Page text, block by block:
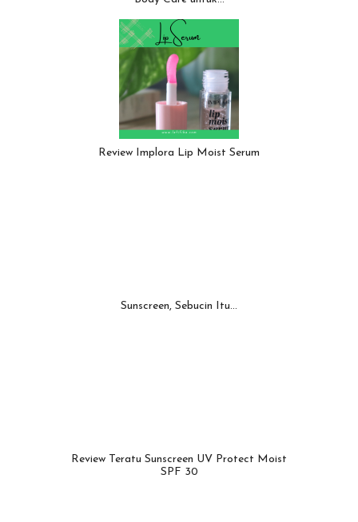
Review Implora Lip Moist Serum
Sunscreen, Sebucin Itu...
Review Teratu Sunscreen UV Protect Moist
SPF 30